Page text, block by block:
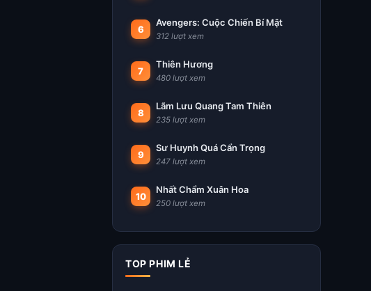
6
Avengers: Cuộc Chiến Bí Mật
312 lượt xem
7
Thiên Hương
480 lượt xem
8
Lãm Lưu Quang Tam Thiên
235 lượt xem
9
Sư Huynh Quá Cẩn Trọng
247 lượt xem
10
Nhất Chẩm Xuân Hoa
250 lượt xem
TOP PHIM LẺ